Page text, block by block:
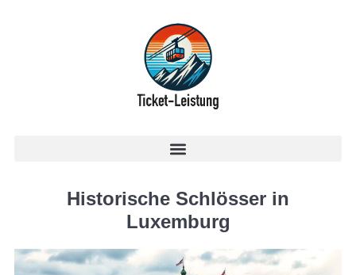
Historische Schlösser in
Luxemburg